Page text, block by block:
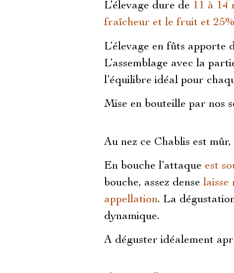
L’élevage dure de 11 à 14
fraîcheur et le fruit et
L’élevage en fûts
L’assemblage avec la
l’équilibre idéal pour
Mise en bouteille par nos
Au nez ce Chablis est
En bouche l’attaque est
bouche, assez dense
appellation. La
dynamique.
A déguster idéalement